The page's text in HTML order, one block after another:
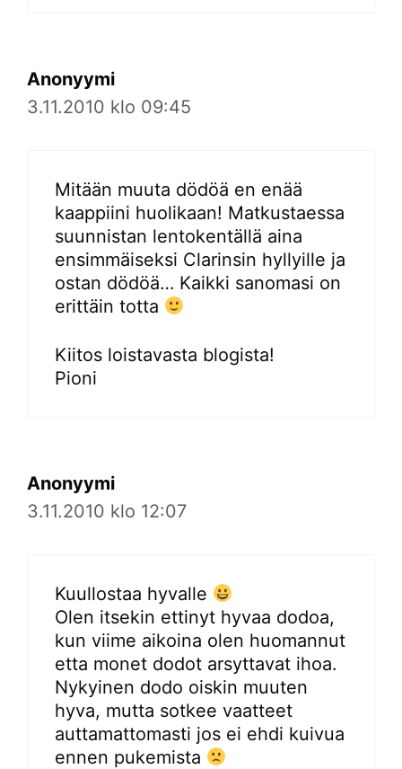
Anonyymi
3.11.2010 klo 09:45
Mitään muuta dödöä en enää
kaappiini huolikaan! Matkustaessa
suunnistan lentokentällä aina
ensimmäiseksi Clarinsin hyllyille ja
ostan dödöä… Kaikki sanomasi on
erittäin totta
Kiitos loistavasta blogista!
Pioni
Anonyymi
3.11.2010 klo 12:07
Kuullostaa hyvalle
Olen itsekin ettinyt hyvaa dodoa,
kun viime aikoina olen huomannut
etta monet dodot arsyttavat ihoa.
Nykyinen dodo oiskin muuten
hyva, mutta sotkee vaatteet
auttamattomasti jos ei ehdi kuivua
ennen pukemista